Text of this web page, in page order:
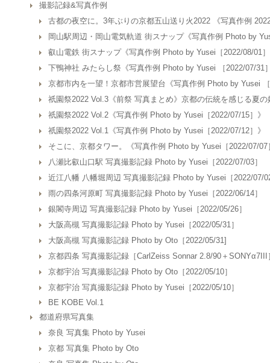
撮影記録&写真作例
古都の夜空に。3年ぶりの京都五山送り火2022 《写真作例
岡山駅周辺・岡山電気軌道 街スナップ《写真作例 Photo by
叡山電鉄 街スナップ《写真作例 Photo by Yusei［2022/08/01
下鴨神社 みたらし祭《写真作例 Photo by Yusei ［2022/07/31
京都市内を一望！京都市営展望台《写真作例 Photo by Yusei
祇園祭2022 Vol.3《前祭 写真まとめ》京都の伝統を感じる夏の
祇園祭2022 Vol.2《写真作例 Photo by Yusei［2022/07/15］》
祇園祭2022 Vol.1《写真作例 Photo by Yusei［2022/07/12］》
そこに、京都タワー。《写真作例 Photo by Yusei［2022/07/07
八瀬比叡山口駅 写真撮影記録 Photo by Yusei［2022/07/03］
近江八幡 八幡堀周辺 写真撮影記録 Photo by Yusei［2022/07/
雨の四条河原町 写真撮影記録 Photo by Yusei［2022/06/14］
銀閣寺周辺 写真撮影記録 Photo by Yusei［2022/05/26］
大阪高槻 写真撮影記録 Photo by Yusei［2022/05/31］
大阪高槻 写真撮影記録 Photo by Oto［2022/05/31]
京都四条 写真撮影記録［CarlZeiss Sonnar 2.8/90＋SONYα7III
京都宇治 写真撮影記録 Photo by Oto［2022/05/10］
京都宇治 写真撮影記録 Photo by Yusei［2022/05/10］
BE KOBE Vol.1
都道府県写真集
奈良 写真集 Photo by Yusei
京都 写真集 Photo by Oto